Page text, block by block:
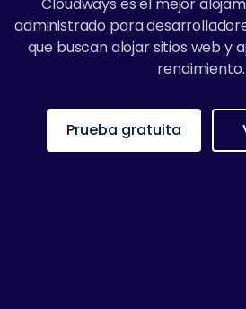
administrado para
que buscan alojar sitios web y
rendimiento.
Prueba gratuita